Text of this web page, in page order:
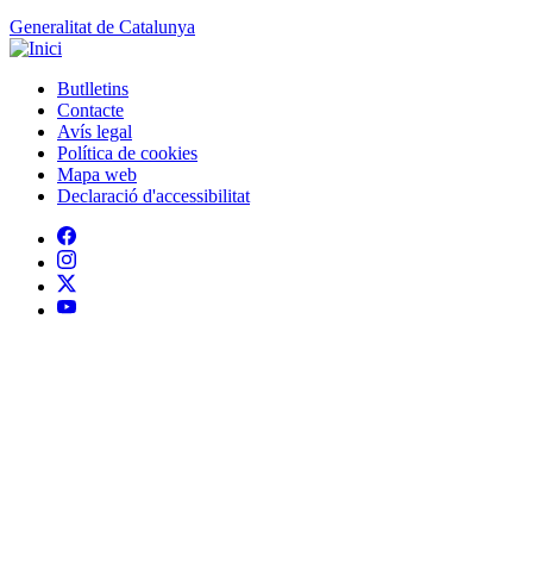
Avís legal
Política de cookies
Mapa web
Declaració d'accessibilitat